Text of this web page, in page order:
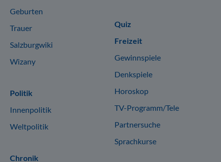
Geburten
Trauer
Salzburgwiki
Wizany
Politik
Innenpolitik
Weltpolitik
Chronik
Quiz
Freizeit
Gewinnspiele
Denkspiele
Horoskop
TV-Programm/Tele
Partnersuche
Sprachkurse